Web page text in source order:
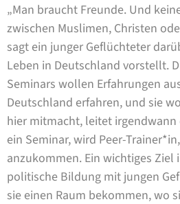
„Man braucht Freunde. Und
zwischen Muslimen, Christen
sagt ein junger Geflüchteter
Leben in Deutschland vorstellt.
Seminars wollen Erfahrungen
Deutschland erfahren, und sie
hier mitmacht, leitet
ein Seminar, wird Peer-
anzukommen. Ein wichtiges Ziel
politische Bildung mit jungen
sie einen Raum bekommen, wo